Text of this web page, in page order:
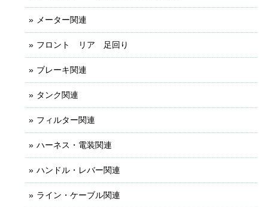
メーター関連
フロント リア 足回り
ブレーキ関連
タンク関連
フィルター関連
ハーネス・電装関連
ハンドル・レバー関連
ライン・ケーブル関連